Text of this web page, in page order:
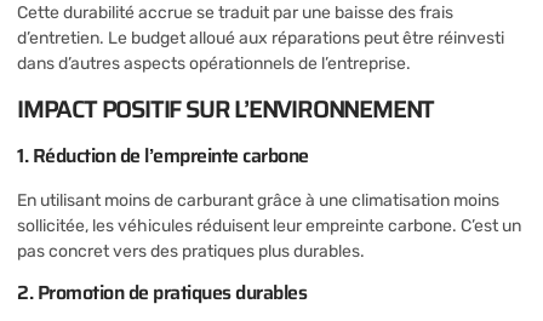
Cette durabilité accrue se traduit par une baisse des frais
d’entretien. Le budget alloué aux réparations peut être réinvesti
dans d’autres aspects opérationnels de l’entreprise.
IMPACT POSITIF SUR L’ENVIRONNEMENT
1. Réduction de l’empreinte carbone
En utilisant moins de carburant grâce à une climatisation moins
sollicitée, les véhicules réduisent leur empreinte carbone. C’est un
pas concret vers des pratiques plus durables.
2. Promotion de pratiques durables